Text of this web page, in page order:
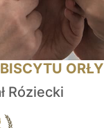
ORŁY
Róziecki